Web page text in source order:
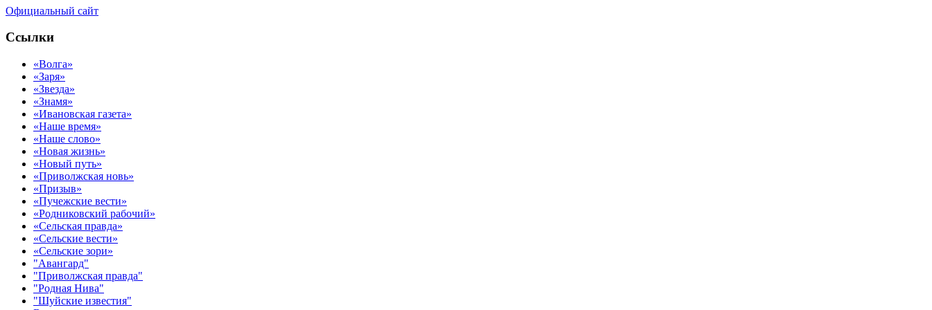
Официальный сайт
Ссылки
«Волга»
«Заря»
«Звезда»
«Знамя»
«Ивановская газета»
«Наше время»
«Наше слово»
«Новая жизнь»
«Новый путь»
«Приволжская новь»
«Призыв»
«Пучежские вести»
«Родниковский рабочий»
«Сельская правда»
«Сельские вести»
«Сельские зори»
"Авангард"
"Приволжская правда"
"Родная Нива"
"Шуйские известия"